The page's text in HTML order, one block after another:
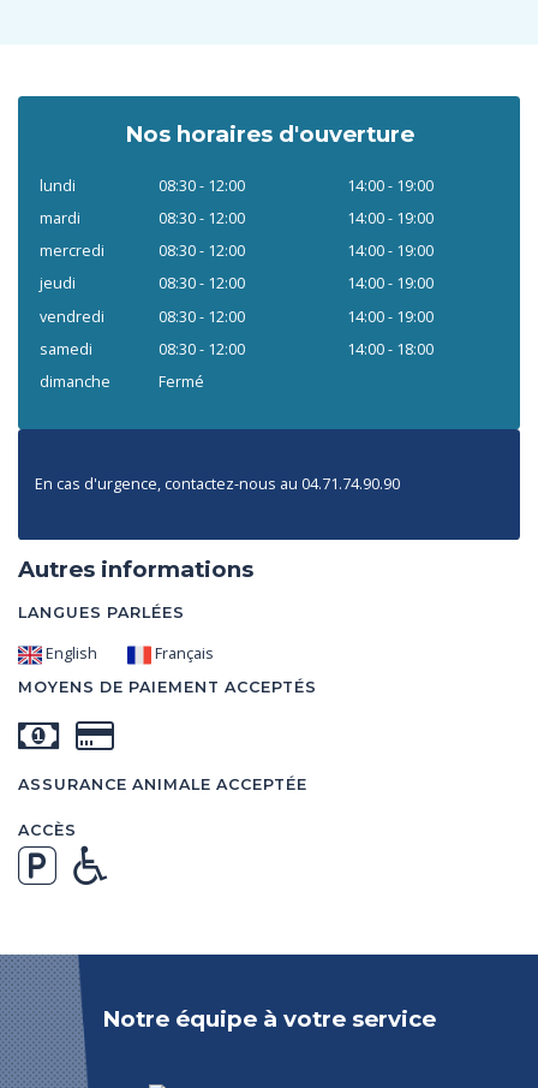
Nos horaires d'ouverture
lundi 08:30 - 12:00
14:00 - 19:00
mardi
08:30 - 12:00
14:00 - 19:00
mercredi
08:30 - 12:00
14:00 - 19:00
jeudi
08:30 - 12:00
14:00 - 19:00
vendredi
08:30 - 12:00
14:00 - 19:00
samedi
08:30 - 12:00
14:00 - 18:00
dimanche
Fermé
En cas d'urgence, contactez-nous au 04.71.74.90.90
Autres informations
LANGUES PARLÉES
English Français
MOYENS DE PAIEMENT ACCEPTÉS
ASSURANCE ANIMALE ACCEPTÉE
ACCÈS
Notre équipe à votre service